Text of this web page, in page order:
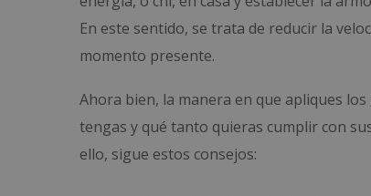
En este sentido, se trata de reducir la
momento presente.
Ahora bien, la manera en que apliques los
tengas y qué tanto quieras cumplir con
ello, sigue estos consejos: